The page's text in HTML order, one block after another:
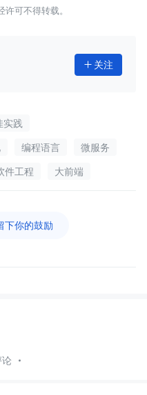
可不得转载。
 关注
实践
编程语言 微服务
件工程 大前端
下你的鼓励